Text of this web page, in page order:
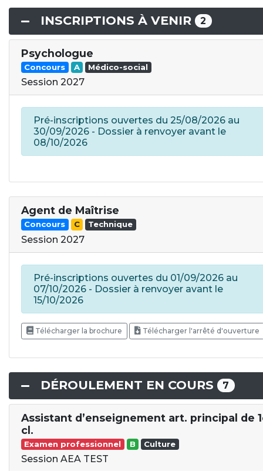
INSCRIPTIONS À VENIR 2
Psychologue
Concours A Médico-social
Session 2027
Pré-inscriptions ouvertes du 25/08/2026 au
30/09/2026 - Dossier à renvoyer avant le
08/10/2026
Agent de Maîtrise
Concours C Technique
Session 2027
Pré-inscriptions ouvertes du 01/09/2026 au
07/10/2026 - Dossier à renvoyer avant le
15/10/2026
Télécharger la brochure Télécharger l'arrêté d'ouverture
DÉROULEMENT EN COURS 7
Assistant d’enseignement art. principal de
cl.
Examen professionnel B Culture
Session AEA TEST